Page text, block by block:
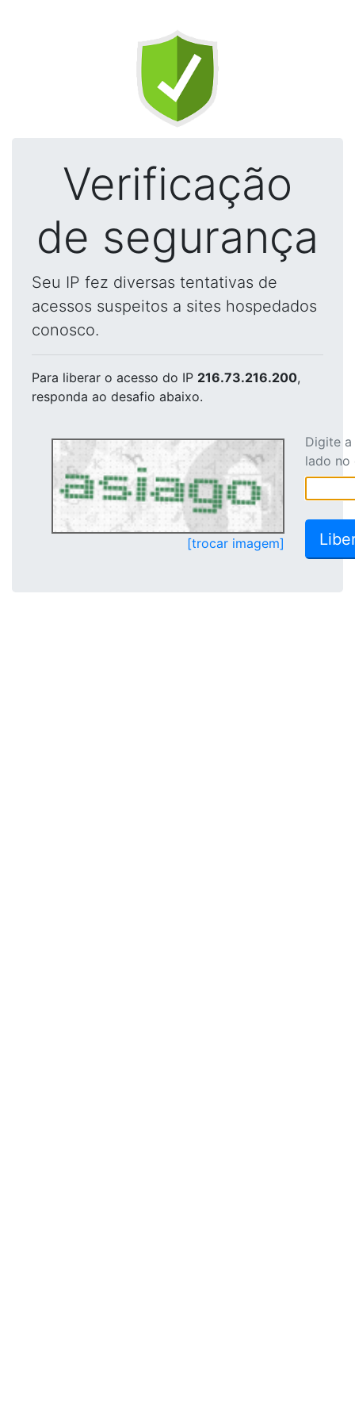
Verificação
de segurança
Seu IP fez diversas tentativas de
acessos suspeitos a sites hospedados
conosco.
Para liberar o acesso do IP 216.73.216.200,
responda ao desafio abaixo.
[trocar imagem]
Digite
lado no